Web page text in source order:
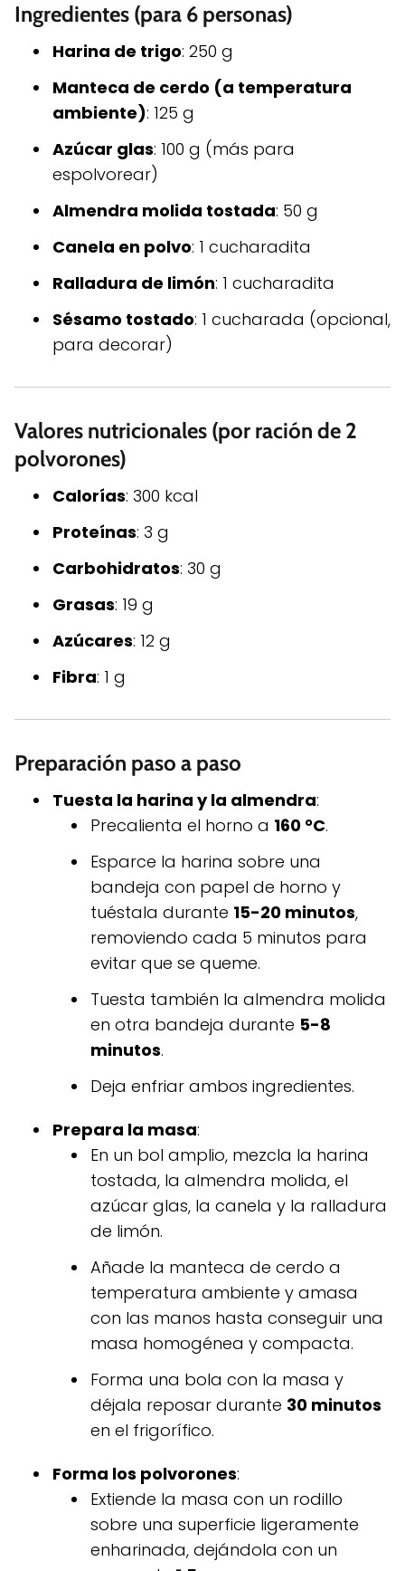
Ingredientes (para 6 personas)
Harina de trigo: 250 g
Manteca de cerdo (a temperatura
ambiente): 125 g
Azúcar glas: 100 g (más para
espolvorear)
Almendra molida tostada: 50 g
Canela en polvo: 1 cucharadita
Ralladura de limón: 1 cucharadita
Sésamo tostado: 1 cucharada (opcional,
para decorar)
Valores nutricionales (por ración de 2
polvorones)
Calorías: 300 kcal
Proteínas: 3 g
Carbohidratos: 30 g
Grasas: 19 g
Azúcares: 12 g
Fibra: 1 g
Preparación paso a paso
Tuesta la harina y la almendra:
Precalienta el horno a 160 °C.
Esparce la harina sobre una
bandeja con papel de horno y
tuéstala durante 15-20 minutos,
removiendo cada 5 minutos para
evitar que se queme.
Tuesta también la almendra molida
en otra bandeja durante 5-8
minutos.
Deja enfriar ambos ingredientes.
Prepara la masa:
En un bol amplio, mezcla la harina
tostada, la almendra molida, el
azúcar glas, la canela y la ralladura
de limón.
Añade la manteca de cerdo a
temperatura ambiente y amasa
con las manos hasta conseguir una
masa homogénea y compacta.
Forma una bola con la masa y
déjala reposar durante 30 minutos
en el frigorífico.
Forma los polvorones:
Extiende la masa con un rodillo
sobre una superficie ligeramente
enharinada, dejándola con un